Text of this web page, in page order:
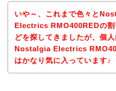
いや～、これまで色々と
Electrics RMO400REDの割
どを探してきましたが、個人
Nostalgia Electrics
はかなり気に入っています♪